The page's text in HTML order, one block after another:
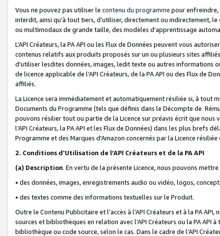
Vous ne pouvez pas utiliser le contenu du programme pour
interdit, ainsi qu’à tout tiers, d’utiliser, directement ou indirectement,
ou multimodaux de grande taille, des modèles d’apprentissage
L’API Créateurs, la PA API ou les Flux de Données peuvent vous
contenus relatifs aux produits proposés sur un ou plusieurs sites
d'utiliser lesdites données, images, ledit texte ou autres informations
de licence applicable de l’API Créateurs, de la PA API ou des Flux de
affiliés.
La Licence sera immédiatement et automatiquement résiliée si, à
Documents du Programme (tels que définis dans le Décompte de
pouvons résilier tout ou partie de la Licence sur préavis écrit que
l’API Créateurs, la PA API et les Flux de Données) dans les plus
Programme et des Marques d'Amazon concernés par la Licence
2. Conditions d'Utilisation de l’API Créateurs et de la PA API
(a) Description. En vertu de la présente Licence, nous pouvons
• des données, images, enregistrements audio ou vidéo, logos,
• des textes comme des informations textuelles sur le Produit.
Outre le Contenu Publicitaire et l'accès à l’API Créateurs et à la PA
sources et bibliothèques en relation avec l’API Créateurs ou la PA
bibliothèque ou code source, selon le cas. Dans le cadre de l’API